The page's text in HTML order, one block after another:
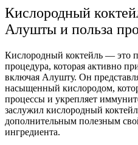
Кислородный
Алушты и польза
Кислородный коктейль — это
процедура, которая активно
включая Алушту. Он
насыщенный кислородом,
процессы и укрепляет
заслужил кислородный
дополнительным полезным
ингредиента.